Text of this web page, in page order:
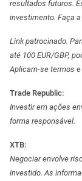
resultados futuros.
investimento. Faça
Link patrocinado.
até 100 EUR/GBP,
Aplicam-se termos
Trade Republic:
Investir em ações
forma responsável.
XTB:
Negociar envolve
investido. As